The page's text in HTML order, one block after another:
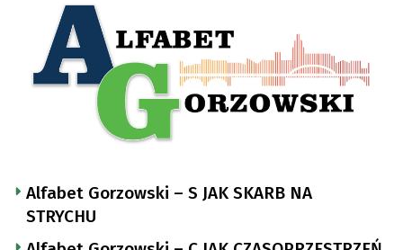
Alfabet Gorzowski – S JAK SKARB NA
STRYCHU